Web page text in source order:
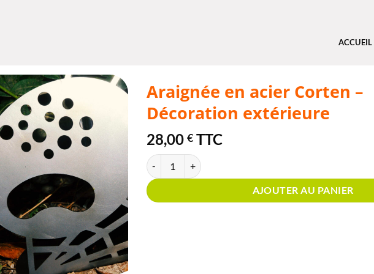
ACCUEIL
Araignée en acier Corten –
Décoration extérieure
28,00 € TTC
quantité de Araignée en acier Corten – Décoration extérieure
AJOUTER AU PANIER